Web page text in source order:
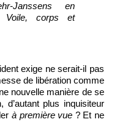
Janssens en
Voile, corps et
exige ne serait-il pas
de libération comme
nouvelle manière de se
plus inquisiteur
à première vue ? Et ne